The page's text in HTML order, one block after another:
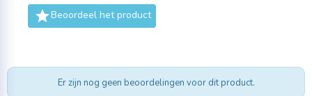
Beoordeel het product
Er zijn nog geen beoordelingen voor dit product.